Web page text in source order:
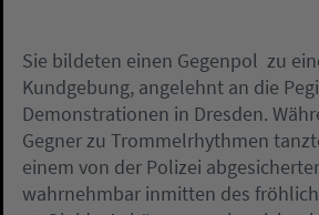
Sie bildeten einen Gegenpol zu
Kundgebung, angelehnt an die
Demonstrationen in Dresden.
Gegner zu Trommelrhythmen
einem von der Polizei
wahrnehmbar inmitten des